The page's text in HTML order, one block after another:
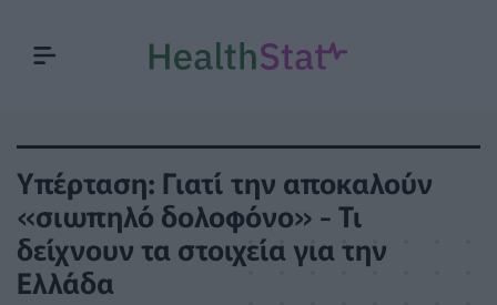
Υπέρταση: Γιατί την αποκαλούν
«σιωπηλό δολοφόνο» - Τι
δείχνουν τα στοιχεία για την
Ελλάδα